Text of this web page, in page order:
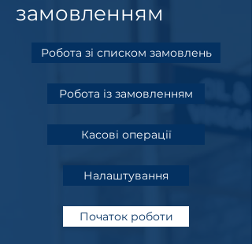
замовленням
Робота зі списком замовлень
Робота із замовленням
Касові операції
Налаштування
Початок роботи